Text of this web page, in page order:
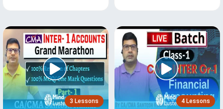
3 Lessons 4 Lessons